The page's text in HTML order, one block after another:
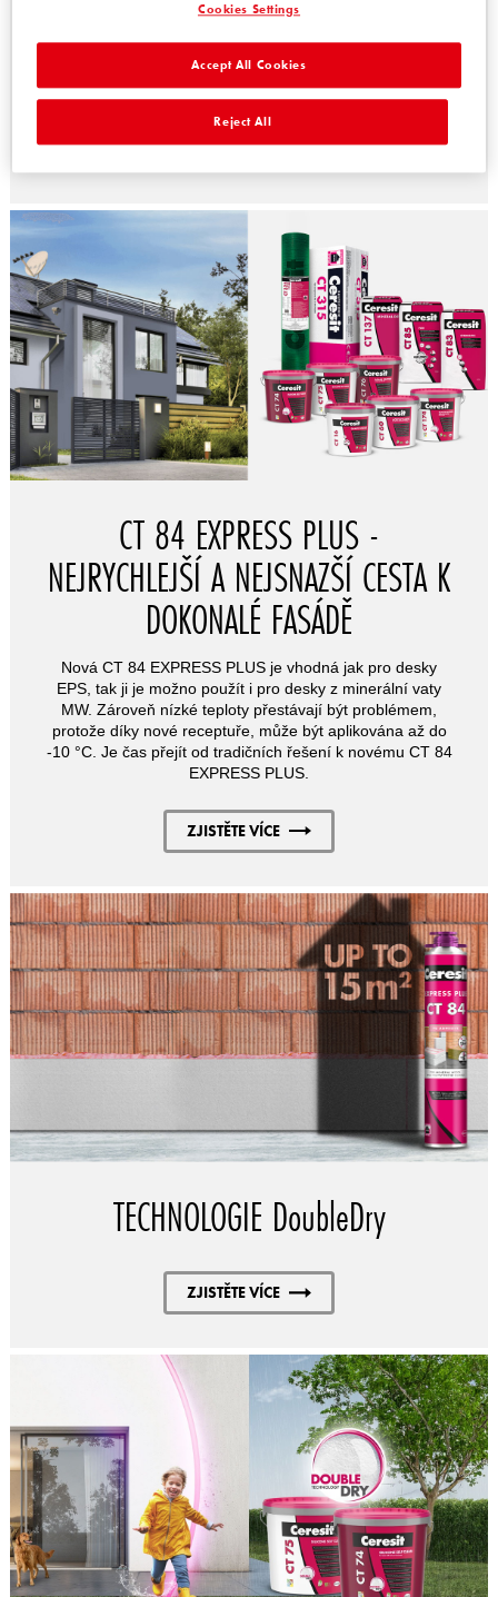
VÝROBKY PRO SYSTÉMOVÉ ŘEŠENÍ
FASÁD
ZJISTĚTE VÍCE
CT 84 EXPRESS PLUS -
NEJRYCHLEJŠÍ A NEJSNAZŠÍ CESTA K
DOKONALÉ FASÁDĚ
Nová CT 84 EXPRESS PLUS je vhodná jak pro desky
EPS, tak ji je možno použít i pro desky z minerální vaty
MW. Zároveň nízké teploty přestávají být problémem,
protože díky nové receptuře, může být aplikována až do
-10 °C. Je čas přejít od tradičních řešení k novému CT 84
EXPRESS PLUS.
ZJISTĚTE VÍCE
TECHNOLOGIE DoubleDry
ZJISTĚTE VÍCE
Cookies Settings
Reject All
Accept All Cookies